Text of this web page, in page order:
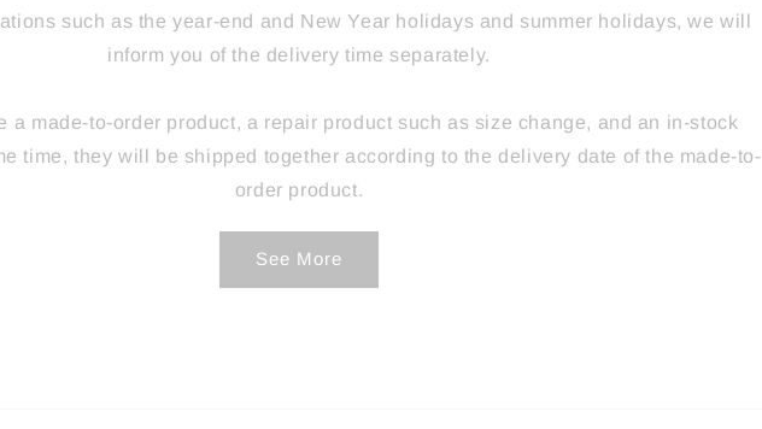
such as the year-end and New Year holidays and summer holidays, we will
inform you of the delivery time separately.
a made-to-order product, a repair product such as size change, and an in-stock
time, they will be shipped together according to the delivery date of the made-to-
order product.
See More